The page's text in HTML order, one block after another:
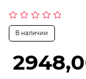
Оценка
из
В наличии